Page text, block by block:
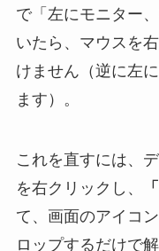
で「左にモニター
いたら、マウスを
けません（逆に左
ます）。
これを直すには、
を右クリックし、
て、画面のアイコ
ロップするだけで解